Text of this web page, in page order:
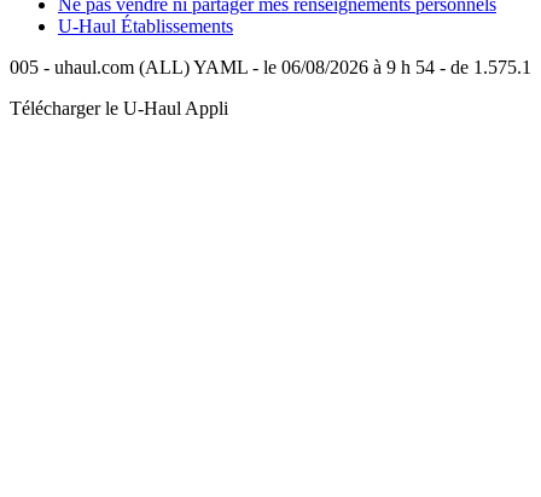
Ne pas vendre ni partager mes renseignements personnels
U-Haul Établissements
005 - uhaul.com (ALL) YAML - le 06/08/2026 à 9 h 54 - de 1.575.1
Télécharger le U-Haul Appli